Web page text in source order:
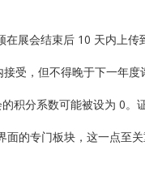
展会结束后 10 天内上传
受，但不得晚于下一年
积分系数可能被设为 0。
的专门板块，这一点至